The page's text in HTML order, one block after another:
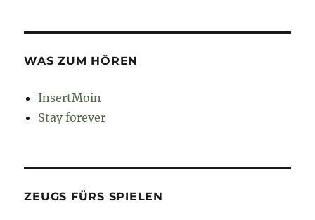
WAS ZUM HÖREN
InsertMoin
Stay forever
ZEUGS FÜRS SPIELEN